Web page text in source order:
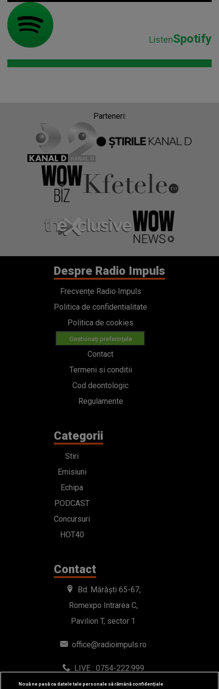
ListenSpotify
Parteneri:
Despre Radio Impuls
Frecvențe Radio Impuls
Politica de confidentialitate
Politica de cookies
Gestionați preferințele
Contact
Termeni si conditii
Cod deontologic
Regulamente
Categorii
Stiri
Emisiuni
Echipa
PODCAST
Concursuri
HOT40
Contact
Bd. Mărăști 65-67,
Romexpo Intrarea C,
Pavilion T, sector 1
office@radioimpuls.ro
LIVE : 0754-222.999
WhatsApp: 0754-222.999
Nouă ne pasă ca datele tale personale să rămână confidențiale